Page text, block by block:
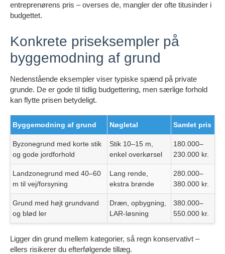
entreprenørens pris – overses de, mangler der ofte titusinder i
budgettet.
Konkrete priseksempler på
byggemodning af grund
Nedenstående eksempler viser typiske spænd på private
grunde. De er gode til tidlig budgettering, men særlige forhold
kan flytte prisen betydeligt.
Byggemodning af grund Nøgletal Samlet pris
Byzonegrund med korte stik
og gode jordforhold
Stik 10–15 m,
enkel overkørsel
180.000–
230.000 kr.
Landzonegrund med 40–60
m til vej/forsyning
Lang rende,
ekstra brønde
280.000–
380.000 kr.
Grund med højt grundvand
og blød ler
Dræn, opbygning,
LAR-løsning
380.000–
550.000 kr.
Ligger din grund mellem kategorier, så regn konservativt –
ellers risikerer du efterfølgende tillæg.